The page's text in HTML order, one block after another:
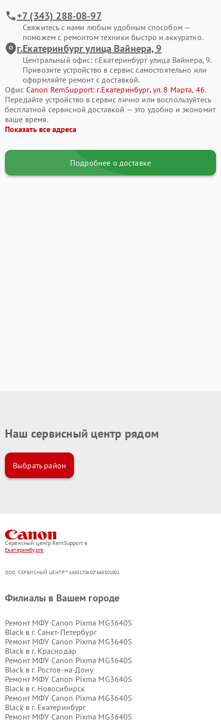
+7 (343) 288-08-97
Свяжитесь с нами любым удобным способом —
поможем с ремонтом техники быстро и аккуратно.
г.Екатеринбург улица Вайнера, 9
Центральный офис: г.Екатеринбург улица Вайнера, 9.
Привозите устройство в сервис самостоятельно или
оформляйте ремонт с доставкой.
Офис Canon RemSupport: г.Екатеринбург, ул. 8 Марта, 46.
Передайте устройство в сервис лично или воспользуйтесь
бесплатной сервисной доставкой — это удобно и экономит
ваше время.
Показать все адреса
Подробнее о доставке
Наш сервисный центр рядом
Выбрать район
Сервисный центр RemSupport в
Екатеринбурге
ООО "СЕРВИСНЫЙ ЦЕНТР"* 6685170650*668501001
Филиалы в Вашем городе
Ремонт МФУ Canon Pixma MG3640S
Black в г. Санкт-Петербург
Ремонт МФУ Canon Pixma MG3640S
Black в г. Краснодар
Ремонт МФУ Canon Pixma MG3640S
Black в г. Ростов-на-Дону
Ремонт МФУ Canon Pixma MG3640S
Black в г. Новосибирск
Ремонт МФУ Canon Pixma MG3640S
Black в г. Екатеринбург
Ремонт МФУ Canon Pixma MG3640S